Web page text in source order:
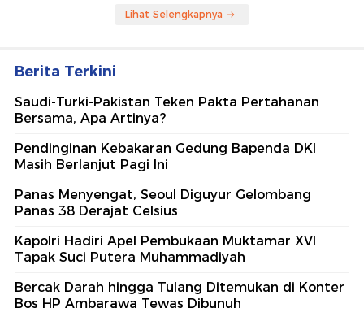
Lihat Selengkapnya
Berita Terkini
Saudi-Turki-Pakistan Teken Pakta Pertahanan
Bersama, Apa Artinya?
Pendinginan Kebakaran Gedung Bapenda DKI
Masih Berlanjut Pagi Ini
Panas Menyengat, Seoul Diguyur Gelombang
Panas 38 Derajat Celsius
Kapolri Hadiri Apel Pembukaan Muktamar XVI
Tapak Suci Putera Muhammadiyah
Bercak Darah hingga Tulang Ditemukan di Konter
Bos HP Ambarawa Tewas Dibunuh